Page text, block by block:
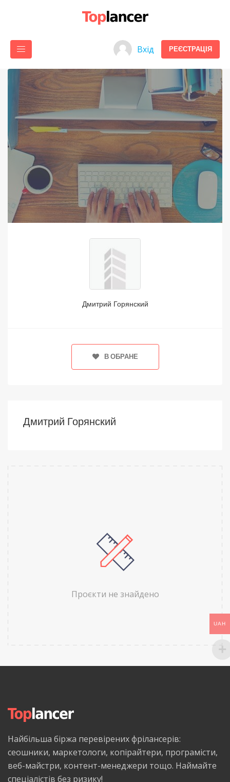
Вхід РЕЄСТРАЦІЯ
Дмитрий Горянский
В ОБРАНЕ
Дмитрий Горянский
Проєкти не знайдено
Найбільша біржа перевірених фрілансерів:
сеошники, маркетологи, копірайтери, програмісти,
веб-майстри, контент-менеджери тощо. Наймайте
спеціалістів без ризику!
UAH